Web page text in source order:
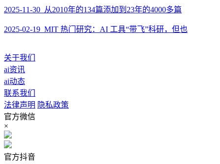
2025-11-30 从2010年的134篇添加到23年的4000多篇
2025-02-19 MIT 热门研究：AI 工具“带飞”科研，但也
关于我们
ai资讯
ai动态
联系我们
法律声明 隐私政策
官方微信
×
官方抖音